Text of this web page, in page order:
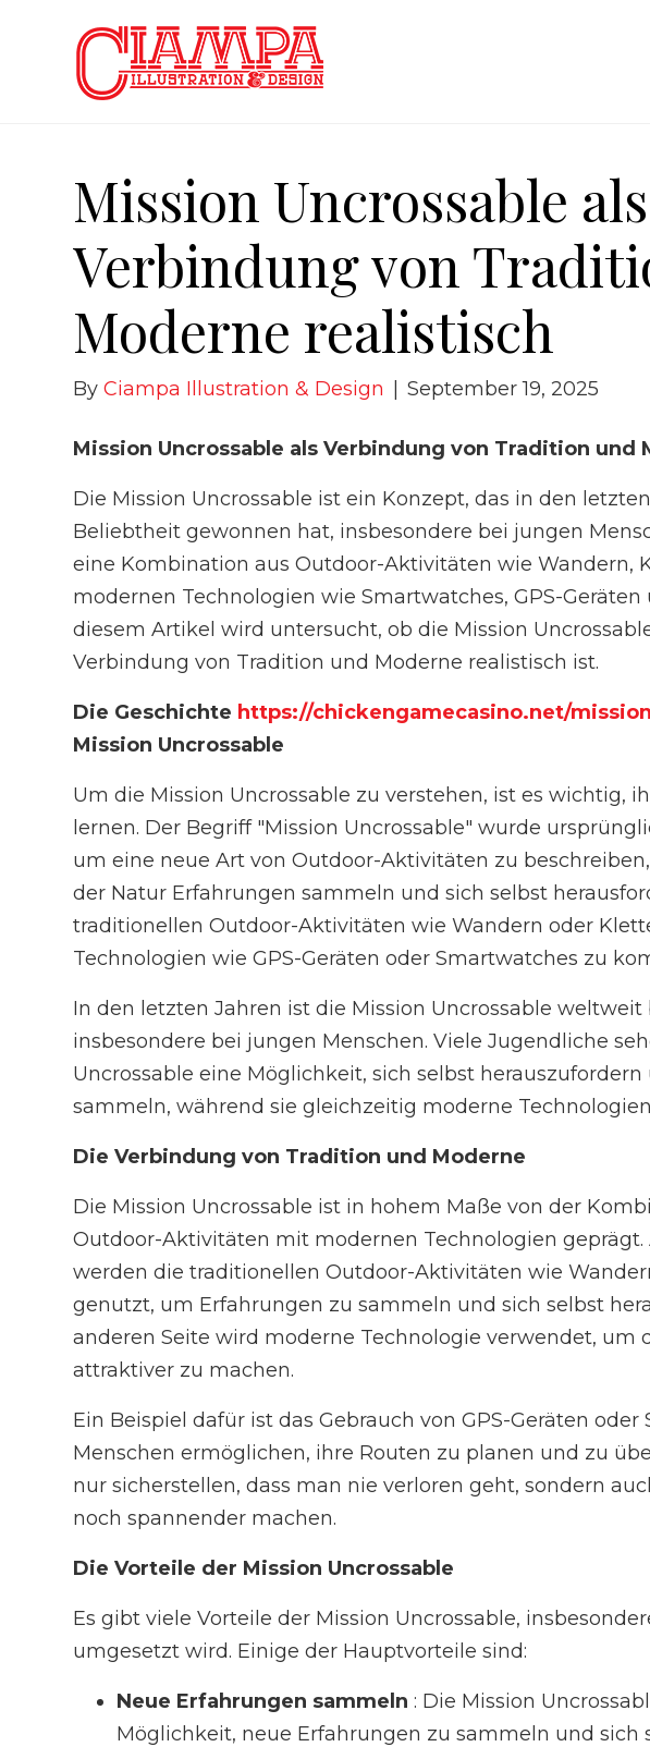
Mission Uncrossable als
Verbindung von
Moderne realistisch
ByCiampa Illustration & Design September 19, 2025
Mission Uncrossable als Verbindung von Tradition und
Die Mission Uncrossable ist ein Konzept, das in den
Beliebtheit gewonnen hat, insbesondere bei jungen
eine Kombination aus Outdoor-Aktivitäten wie Wandern,
modernen Technologien wie Smartwatches, GPS-Geräten
diesem Artikel wird untersucht, ob die Mission
Verbindung von Tradition und Moderne realistisch ist.
Die Geschichte https://chickengamecasino.net/
Mission Uncrossable
Um die Mission Uncrossable zu verstehen, ist es wichtig,
lernen. Der Begriff "Mission Uncrossable" wurde
um eine neue Art von Outdoor-Aktivitäten zu
der Natur Erfahrungen sammeln und sich selbst
traditionellen Outdoor-Aktivitäten wie Wandern oder
Technologien wie GPS-Geräten oder Smartwatches zu
In den letzten Jahren ist die Mission Uncrossable
insbesondere bei jungen Menschen. Viele Jugendliche
Uncrossable eine Möglichkeit, sich selbst
sammeln, während sie gleichzeitig moderne
Die Verbindung von Tradition und Moderne
Die Mission Uncrossable ist in hohem Maße von der
Outdoor-Aktivitäten mit modernen Technologien geprägt.
werden die traditionellen Outdoor-Aktivitäten wie
genutzt, um Erfahrungen zu sammeln und sich selbst
anderen Seite wird moderne Technologie verwendet, um
attraktiver zu machen.
Ein Beispiel dafür ist das Gebrauch von GPS-Geräten oder
Menschen ermöglichen, ihre Routen zu planen und zu
nur sicherstellen, dass man nie verloren geht, sondern
noch spannender machen.
Die Vorteile der Mission Uncrossable
Es gibt viele Vorteile der Mission Uncrossable,
umgesetzt wird. Einige der Hauptvorteile sind:
Neue Erfahrungen sammeln : Die Mission
Möglichkeit, neue Erfahrungen zu sammeln und sich